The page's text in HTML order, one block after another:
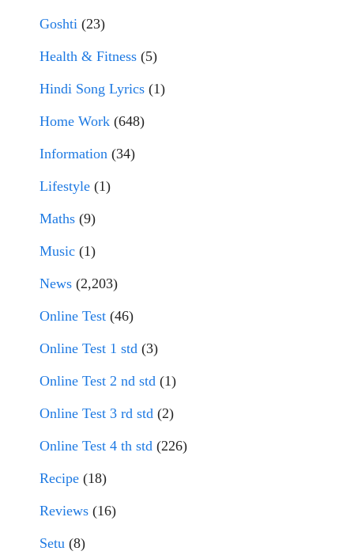
Goshti (23)
Health & Fitness (5)
Hindi Song Lyrics (1)
Home Work (648)
Information (34)
Lifestyle (1)
Maths (9)
Music (1)
News (2,203)
Online Test (46)
Online Test 1 std (3)
Online Test 2 nd std (1)
Online Test 3 rd std (2)
Online Test 4 th std (226)
Recipe (18)
Reviews (16)
Setu (8)